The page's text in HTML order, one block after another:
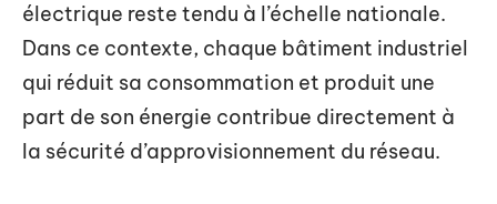
électrique reste tendu à l’échelle nationale.
Dans ce contexte, chaque bâtiment industriel
qui réduit sa consommation et produit une
part de son énergie contribue directement à
la sécurité d’approvisionnement du réseau.